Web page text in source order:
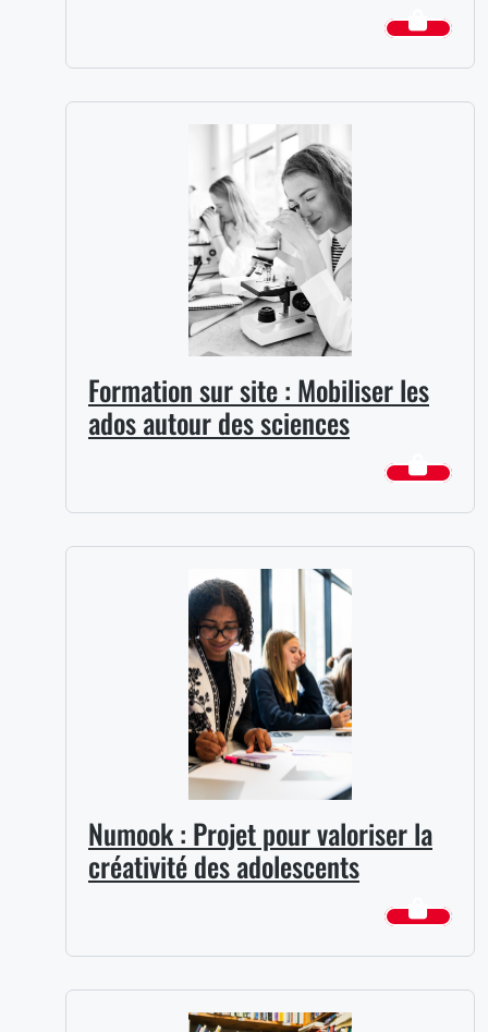
Formation sur site : Mobiliser les
ados autour des sciences
Numook : Projet pour valoriser la
créativité des adolescents